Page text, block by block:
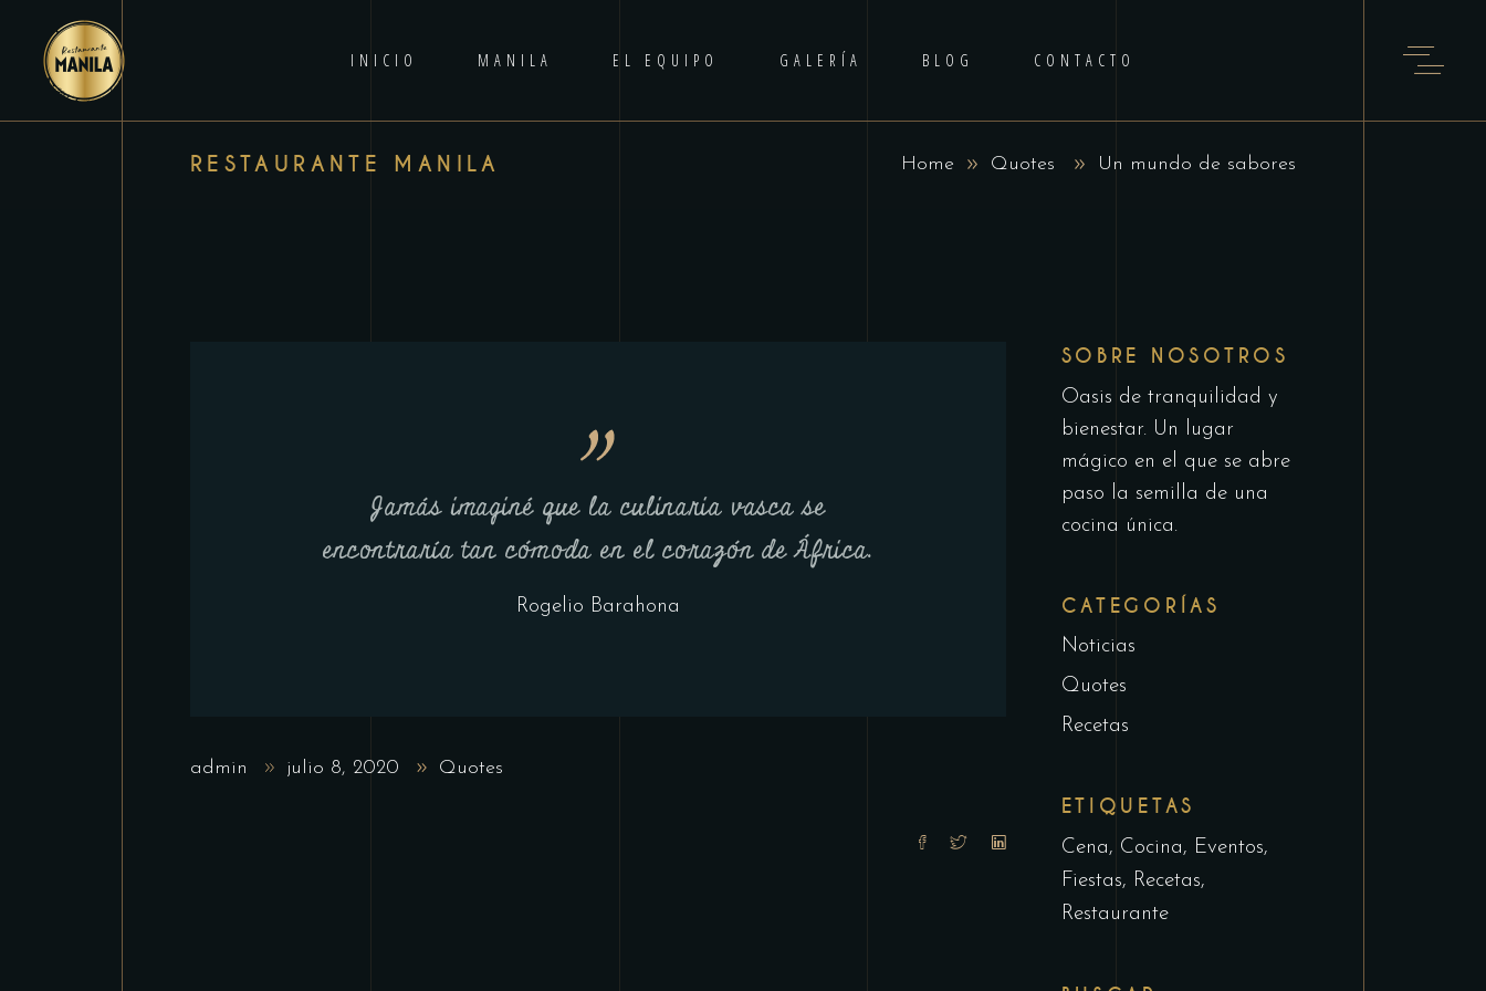
INICIO MANILA EL EQUIPO GALERÍA BLOG CONTACTO
RESTAURANTE MANILA Home Quotes Un mundo de sabores
Jamás imaginé que la culinaria vasca se
encontraría tan cómoda en el corazón de África.
Rogelio Barahona
admin julio 8, 2020 Quotes
SOBRE NOSOTROS
Oasis de tranquilidad y
bienestar. Un lugar
mágico en el que se abre
paso la semilla de una
cocina única.
CATEGORÍAS
Noticias
Quotes
Recetas
ETIQUETAS
Cena Cocina
Eventos
Fiestas
Recetas
Restaurante